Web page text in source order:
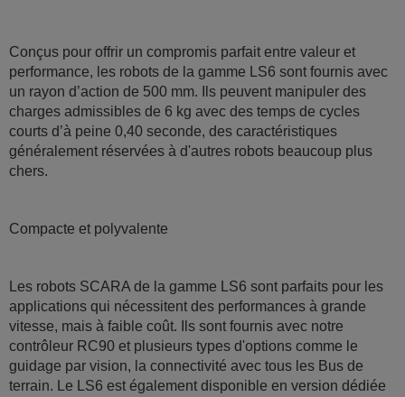
Conçus pour offrir un compromis parfait entre valeur et
performance, les robots de la gamme LS6 sont fournis avec
un rayon d’action de 500 mm. Ils peuvent manipuler des
charges admissibles de 6 kg avec des temps de cycles
courts d’à peine 0,40 seconde, des caractéristiques
généralement réservées à d'autres robots beaucoup plus
chers.
Compacte et polyvalente
Les robots SCARA de la gamme LS6 sont parfaits pour les
applications qui nécessitent des performances à grande
vitesse, mais à faible coût. Ils sont fournis avec notre
contrôleur RC90 et plusieurs types d'options comme le
guidage par vision, la connectivité avec tous les Bus de
terrain. Le LS6 est également disponible en version dédiée